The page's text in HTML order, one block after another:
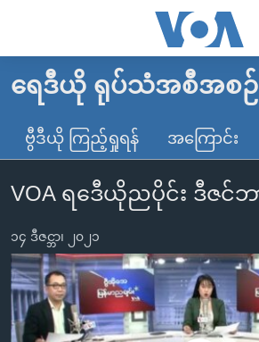
လွယ်ကူ
သည့်
များ
ပင်မ
အကြောင်းအရာ
သို့
ကျော်
ကြည့်
မူလစာမျက်နှာ
မြန်မာ
ကမ္ဘာ့သတင်းများ
နိုင်ငံတကာ
တရုတ်
အစ္စရေး-ပါလက်စတိုင်း
ဗွီဒီယို
ရပ်ဝန်းတခု လမ်းတခု အလွန်
အင်္ဂလိပ်စာလေ့လာမယ်
အမေရိကန်သုံးအီဒီယံ
အပတ်စဉ်ကဏ္ဍများ
ရေဒီယို ရုပ်သံအစီအစဉ်
ဗွီဒီယို ကြည့်ရှုရန် အကြောင်း
VOA ရဒေီယိုညပိုင်း ဒီဇင်ဘ
၁၄ ဒီဇင္ဘာ၊ ၂၀၂၁